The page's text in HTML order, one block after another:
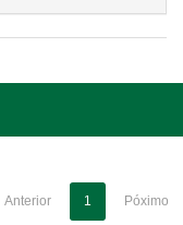
Anterior 1 Póximo